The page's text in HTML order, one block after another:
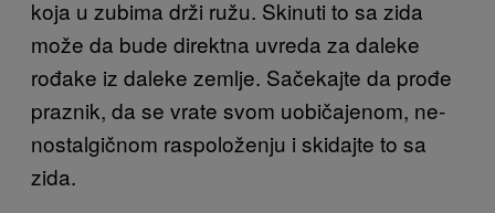
koja u zubima drži ružu. Skinuti to sa zida
može da bude direktna uvreda za daleke
rođake iz daleke zemlje. Sačekajte da prođe
praznik, da se vrate svom uobičajenom, ne-
nostalgičnom raspoloženju i skidajte to sa
zida.